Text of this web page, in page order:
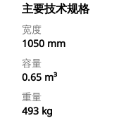
主要技术规格
宽度
1050 mm
容量
0.65 m³
重量
493 kg